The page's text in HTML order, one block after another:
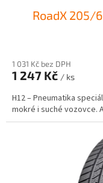
RoadX 205/
1 031 Kč bez DPH
1 247 Kč / ks
H12 – Pneumatika
mokré i suché vozovce.